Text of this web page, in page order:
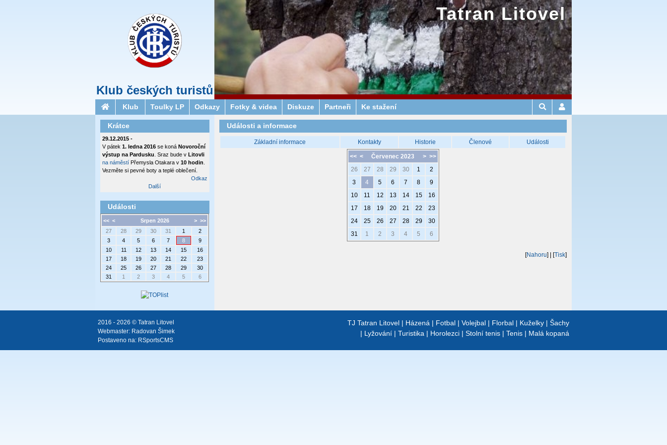
Klub českých turistů
Tatran Litovel
Klub Toulky LP Odkazy Fotky & videa Diskuze Partneři Ke stažení
Události a informace
Základní informace Kontakty Historie Členové Události
<< < > >>
Červenec 2023
26
27 28 29 30 1
2
3
4 5 6 7 8
9
10
11 12 13 14 15
16
17
18 19 20 21 22
23
24
25 26 27 28 29
30
31
1 2 3 4 5 6
[Nahoru] | [Tisk]
Krátce
29.12.2015 -
V pátek 1. ledna 2016 se koná Novoroční
výstup na Pardusku . Sraz bude v Litovli
na náměstíPřemysla Otakara v 10 hodin
Vezměte si pevné boty a teplé oblečení.
Odkaz
Další
Události
<< < > >>
Srpen 2026
27
28 29 30 31 1
2
3
4 5 6 7 8
9
10
11 12 13 14 15
16
17
18 19 20 21 22
23
24
25 26 27 28 29
30
31
1 2 3 4 5 6
TJ Tatran Litovel | Házená | Fotbal | Volejbal | Florbal | Kuželky | Šachy
| Lyžování | Turistika | Horolezci | Stolní tenis | Tenis | Malá kopaná
2016 - 2026 © Tatran Litovel
Webmaster: Radovan Šimek
Postaveno na: RSportsCMS